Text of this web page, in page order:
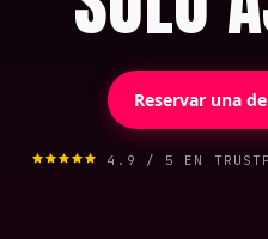
Reservar una
4.9 / 5 EN